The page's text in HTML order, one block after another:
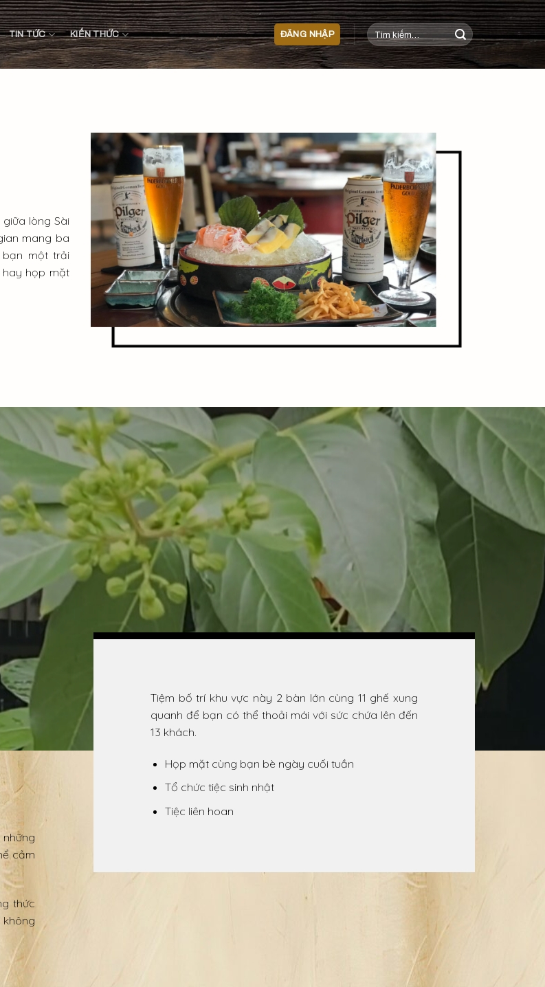
TIN TỨC KIẾN THỨC ĐĂNG NHẬP
Tìm
kiếm:
lòng Sài
mang ba
bạn một trải
hay họp mặt
cảm
thức
Tiệm bố trí khu vực này 2 bàn lớn cùng 11 ghế xung
quanh để bạn có thể thoải mái với sức chứa lên đến
13 khách.
Họp mặt cùng bạn bè ngày cuối tuần
Tổ chức tiệc sinh nhật
Tiệc liên hoan